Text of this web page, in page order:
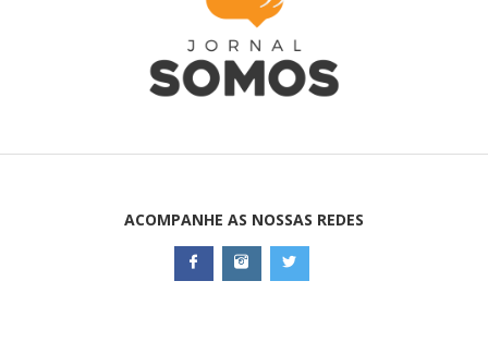
ACOMPANHE AS NOSSAS REDES